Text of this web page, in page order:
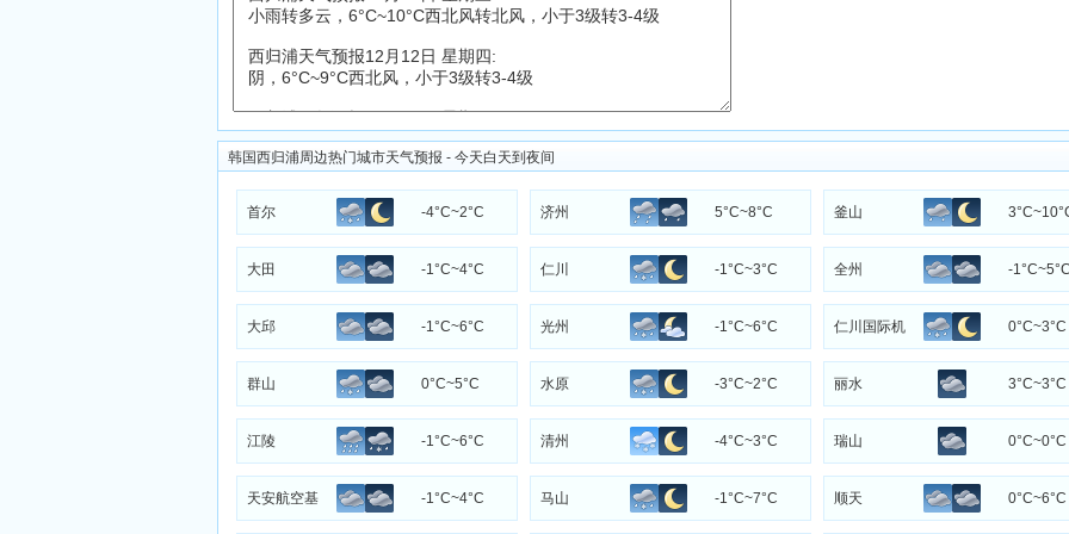
韩国西归浦周边热门城市天气预报 - 今天白天到夜间
首尔 -4°C~2°C 济州 5°C~8°C 釜山
大田 -1°C~4°C 仁川 -1°C~3°C 全州 -
大邱 -1°C~6°C 光州 -1°C~6°C 仁川国际机 0°C~3°C
群山 0°C~5°C 水原 -3°C~2°C 丽水 3°C~3°C
江陵 -1°C~6°C 清州 -4°C~3°C 瑞山 0°C~0°C
天安航空基 -1°C~4°C 马山 -1°C~7°C 顺天 0°C~6°C